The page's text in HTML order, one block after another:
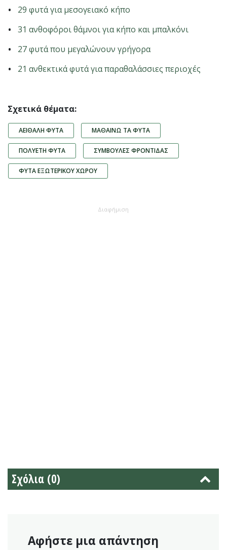
29 φυτά για μεσογειακό κήπο
31 ανθοφόροι θάμνοι για κήπο και μπαλκόνι
27 φυτά που μεγαλώνουν γρήγορα
21 ανθεκτικά φυτά για παραθαλάσσιες περιοχές
Σχετικά θέματα:
ΑΕΙΘΑΛΉ ΦΥΤΆ ΜΑΘΑΊΝΩ ΤΑ ΦΥΤΆ
ΠΟΛΥΕΤΉ ΦΥΤΆ ΣΥΜΒΟΥΛΈΣ ΦΡΟΝΤΊΔΑΣ
ΦΥΤΆ ΕΞΩΤΕΡΙΚΟΎ ΧΏΡΟΥ
Διαφήμιση
Σχόλια (0)
Αφήστε μια απάντηση